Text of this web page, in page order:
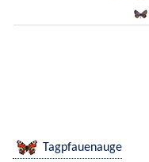
Tagpfauenauge